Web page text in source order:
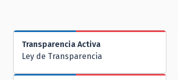
Transparencia Activa
Ley de Transparencia